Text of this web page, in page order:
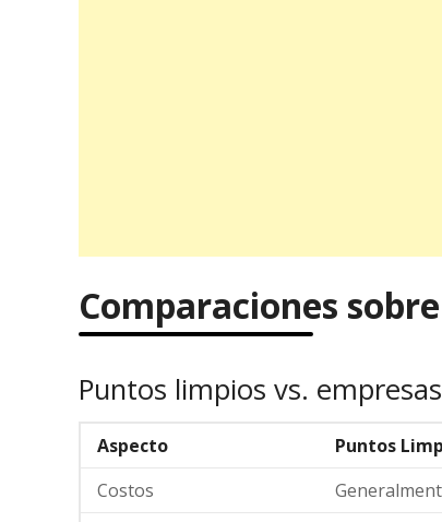
Comparaciones
Puntos limpios vs.
Aspecto Puntos
Costos